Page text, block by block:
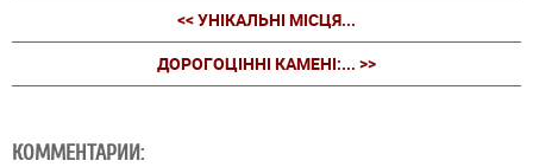
<< УНІКАЛЬНІ МІСЦЯ...
ДОРОГОЦІННІ КАМЕНІ:... >>
КОММЕНТАРИИ: